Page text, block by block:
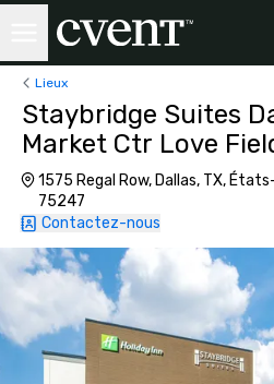
Lieux
Staybridge Suites
Market Ctr Love
1575 Regal Row, Dallas, TX,
75247
Contactez-nous